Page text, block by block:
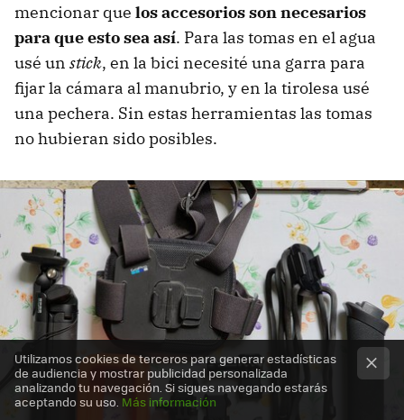
mencionar que los accesorios son necesarios
para que esto sea así. Para las tomas en el agua
usé un stick, en la bici necesité una garra para
fijar la cámara al manubrio, y en la tirolesa usé
una pechera. Sin estas herramientas las tomas
no hubieran sido posibles.
Utilizamos cookies de terceros para generar estadísticas
de audiencia y mostrar publicidad personalizada
analizando tu navegación. Si sigues navegando estarás
aceptando su uso. Más información